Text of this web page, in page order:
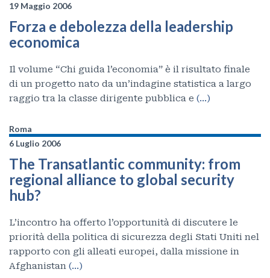
19 Maggio 2006
Forza e debolezza della leadership
economica
Il volume “Chi guida l’economia” è il risultato finale
di un progetto nato da un’indagine statistica a largo
raggio tra la classe dirigente pubblica e (…)
Roma
6 Luglio 2006
The Transatlantic community: from
regional alliance to global security
hub?
L’incontro ha offerto l’opportunità di discutere le
priorità della politica di sicurezza degli Stati Uniti nel
rapporto con gli alleati europei, dalla missione in
Afghanistan (…)